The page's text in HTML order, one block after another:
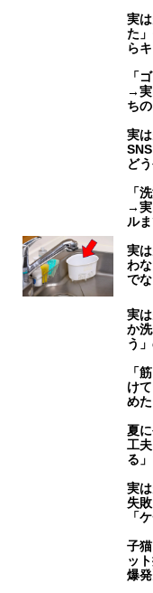
実
た
ら
「
→実
ち
実
ど
「
→実
ル
実
わ
で
実
か
う
「
け
め
夏
工
る
実
失
「
子
ッ
爆